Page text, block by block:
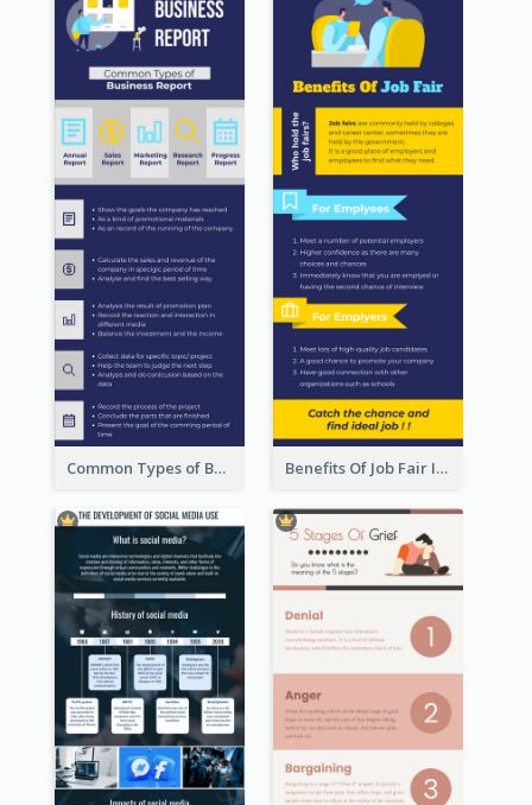
Common Types of Business Report Infographic Benefits Of Job Fair Infographic